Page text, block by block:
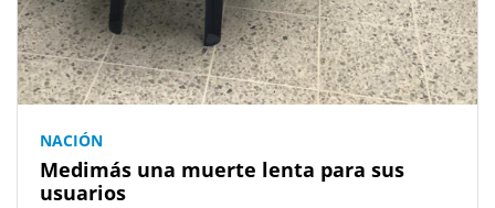
NACIÓN
Medimás una muerte lenta para sus
usuarios